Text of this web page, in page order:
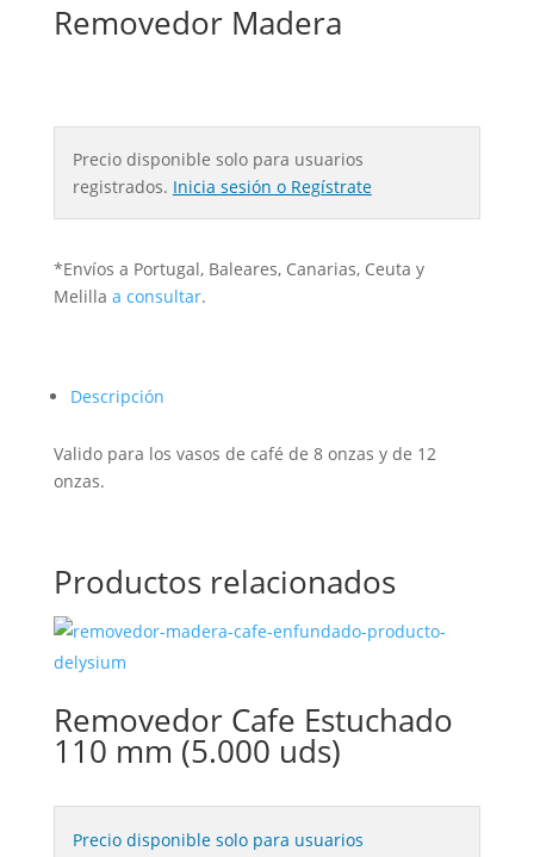
Removedor Madera
Precio disponible solo para usuarios
registrados. Inicia sesión o Regístrate
*Envíos a Portugal, Baleares, Canarias, Ceuta y
Melilla a consultar.
Descripción
Valido para los vasos de café de 8 onzas y de 12
onzas.
Productos relacionados
Removedor Cafe Estuchado
110 mm (5.000 uds)
Precio disponible solo para usuarios